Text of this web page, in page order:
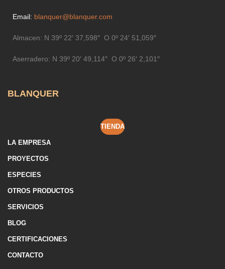
Email: blanquer@blanquer.com
Almacen: N 39º 22′ 37,598″ O 0º 24′ 51,059″
Aserradero: N 39º 20′ 49,114″ O 0º 26′ 2,101″
BLANQUER
TIENDA
LA EMPRESA
PROYECTOS
ESPECIES
OTROS PRODUCTOS
SERVICIOS
BLOG
CERTIFICACIONES
CONTACTO